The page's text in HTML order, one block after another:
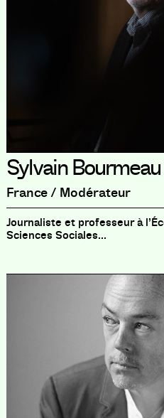
Sylvain Bourmeau
France / Modérateur
Journaliste et professeur à
Sciences Sociales...